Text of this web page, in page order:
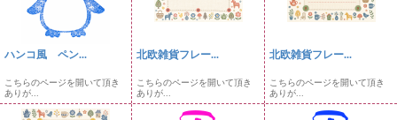
ハンコ風 ペン...
こちらのページを開いて頂き
ありが...
北欧雑貨フレー...
こちらのページを開いて頂き
ありが...
北欧雑貨フレー...
こちらのページを開いて頂き
ありが...